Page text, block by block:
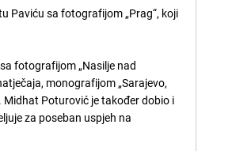
Paviću sa fotografijom „Prag“, koji
fotografijom „Nasilje nad
monografijom „Sarajevo,
Midhat Poturović je također dobio i
za poseban uspjeh na